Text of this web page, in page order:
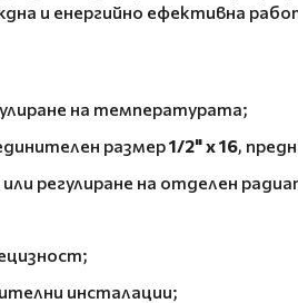
и енергийно ефективна
на температурата;
размер1/2" x 16,
регулиране на отделен
инсталации;